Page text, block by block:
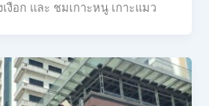
งือก และ ชมเกาะหนู เกาะแมว